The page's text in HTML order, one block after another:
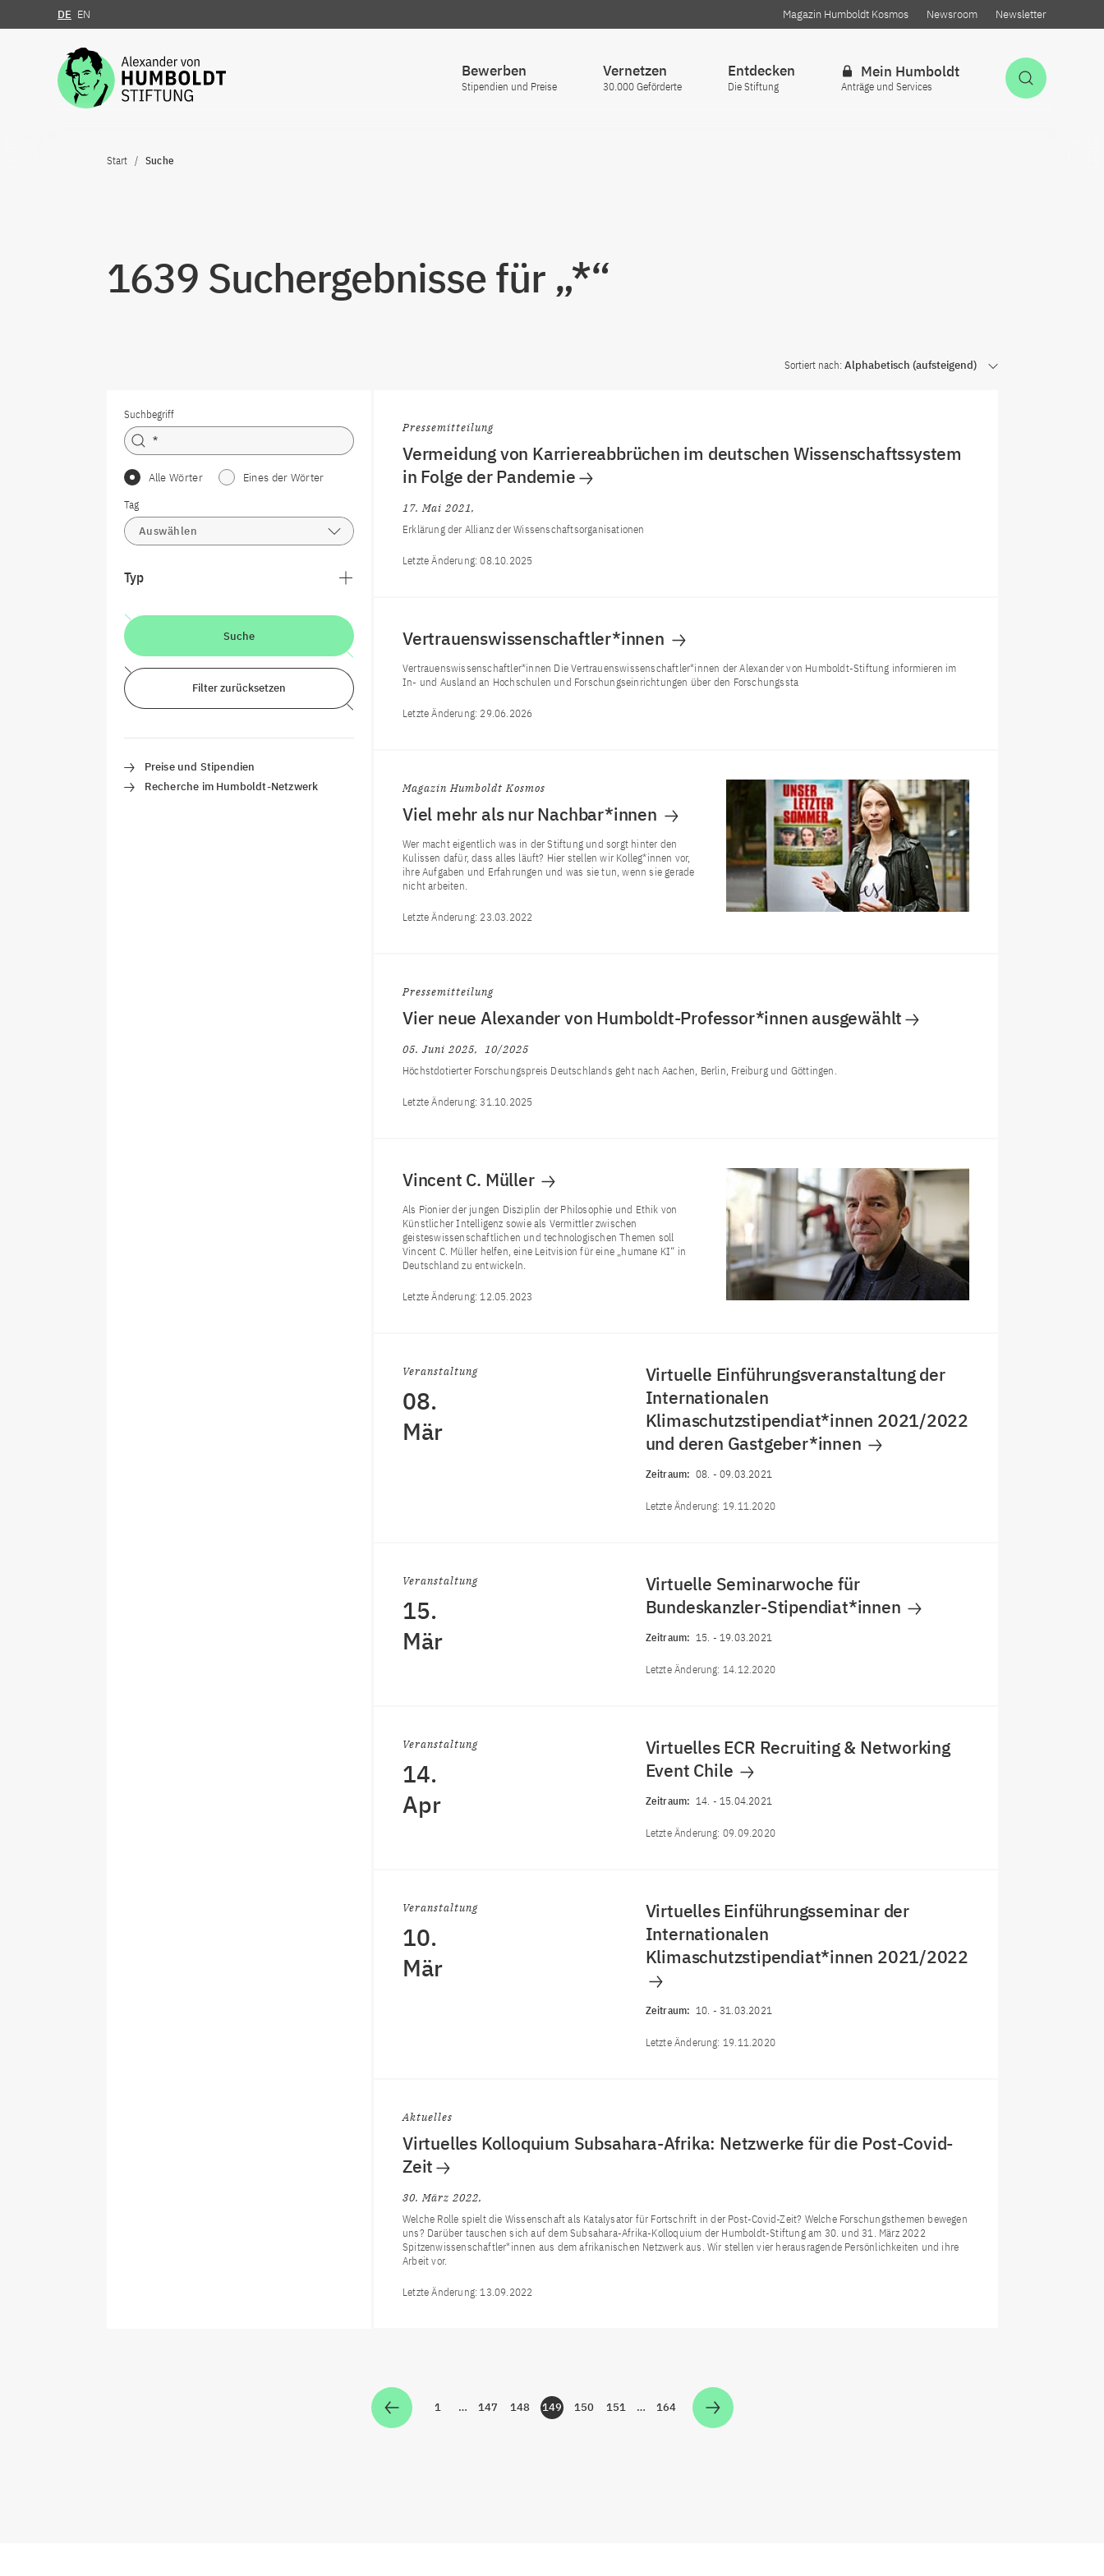
Zum Inhalt springen
DE EN Magazin Humboldt Kosmos Newsroom Newsletter
Bewerben
Stipendien und Preise
Vernetzen
30.000 Geförderte
Entdecken
Die Stiftung
Mein Humboldt
Anträge und Services
Start Suche
1639 Suchergebnisse für „*“
Sortiert nach: Alphabetisch (aufsteigend)
Suchbegriff
Alle Wörter
Eines der Wörter
Tag
Auswählen
Typ
Suche
Filter zurücksetzen
Preise und Stipendien
Recherche im Humboldt-Netzwerk
Pressemitteilung
Vermeidung von Karriereabbrüchen im deutschen Wissenschaftssystem
in Folge der Pandemie
17. Mai 2021
Erklärung der Allianz der Wissenschaftsorganisationen
Letzte Änderung:08.10.2025
Vertrauenswissenschaftler*innen
Vertrauenswissenschaftler*innen Die Vertrauenswissenschaftler*innen der Alexander von Humboldt-Stiftung informieren im
In- und Ausland an Hochschulen und Forschungseinrichtungen über den Forschungssta
Letzte Änderung: 29.06.2026
Magazin Humboldt Kosmos
Viel mehr als nur Nachbar*innen
Wer macht eigentlich was in der Stiftung und sorgt hinter den
Kulissen dafür, dass alles läuft? Hier stellen wir Kolleg*innen vor,
ihre Aufgaben und Erfahrungen und was sie tun, wenn sie gerade
nicht arbeiten.
Letzte Änderung: 23.03.2022
Pressemitteilung
Vier neue Alexander von Humboldt-Professor*innen ausgewählt
05. Juni 2025
10/2025
Höchstdotierter Forschungspreis Deutschlands geht nach Aachen, Berlin, Freiburg und Göttingen.
Letzte Änderung:31.10.2025
Vincent C. Müller
Als Pionier der jungen Disziplin der Philosophie und Ethik von
Künstlicher Intelligenz sowie als Vermittler zwischen
geisteswissenschaftlichen und technologischen Themen soll
Vincent C. Müller helfen, eine Leitvision für eine „humane KI“ in
Deutschland zu entwickeln.
Letzte Änderung:12.05.2023
Veranstaltung
08.
Mär
Virtuelle Einführungsveranstaltung der
Internationalen
Klimaschutzstipendiat*innen 2021/2022
und deren Gastgeber*innen
Zeitraum: 08. - 09.03.2021
Letzte Änderung: 19.11.2020
Veranstaltung
15.
Mär
Virtuelle Seminarwoche für
Bundeskanzler-Stipendiat*innen
Zeitraum: 15. - 19.03.2021
Letzte Änderung: 14.12.2020
Veranstaltung
14.
Apr
Virtuelles ECR Recruiting & Networking
Event Chile
Zeitraum: 14. - 15.04.2021
Letzte Änderung: 09.09.2020
Veranstaltung
10.
Mär
Virtuelles Einführungsseminar der
Internationalen
Klimaschutzstipendiat*innen 2021/2022
Zeitraum: 10. - 31.03.2021
Letzte Änderung: 19.11.2020
Aktuelles
Virtuelles Kolloquium Subsahara-Afrika: Netzwerke für die Post-Covid-
Zeit
30. März 2022
Welche Rolle spielt die Wissenschaft als Katalysator für Fortschrift in der Post-Covid-Zeit? Welche Forschungsthemen bewegen
uns? Darüber tauschen sich auf dem Subsahara-Afrika-Kolloquium der Humboldt-Stiftung am 30. und 31. März 2022
Spitzenwissenschaftler*innen aus dem afrikanischen Netzwerk aus. Wir stellen vier herausragende Persönlichkeiten und ihre
Arbeit vor.
Letzte Änderung:13.09.2022
Zur Seite
1 … Zur Seite
147 Zur Seite
148 Zur Seite
149 Zur Seite
150 Zur Seite
151 … Zur Seite
164